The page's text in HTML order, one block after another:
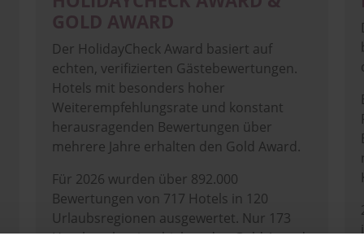
GOLD AWARD
Der HolidayCheck Award basiert auf
echten, verifizierten Gästebewertungen.
Hotels mit besonders hoher
Weiterempfehlungsrate und konstant
herausragenden Bewertungen über
mehrere Jahre erhalten den Gold Award.
Für 2026 wurden über 892.000
Bewertungen von 717 Hotels in 120
Urlaubsregionen ausgewertet. Nur 173
Hotels weltweit erhielten den Gold Award.